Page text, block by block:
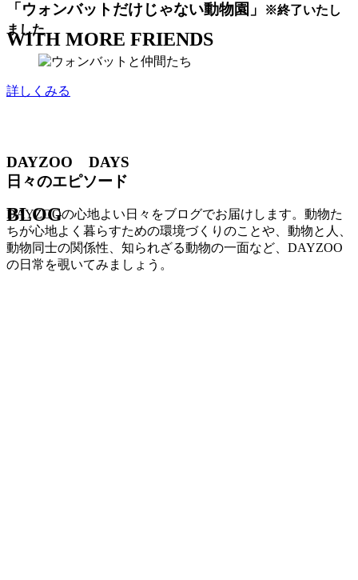
WITH MORE FRIENDS
「ウォンバットだけじゃない動物園」
※終了いたし
ました
詳しくみる
BLOG
DAYZOO DAYS
日々のエピソード
DAYZOOの心地よい日々をブログでお届けします。動物た
ちが心地よく暮らすための環境づくりのことや、動物と人、
動物同士の関係性、知られざる動物の一面など、DAYZOO
の日常を覗いてみましょう。